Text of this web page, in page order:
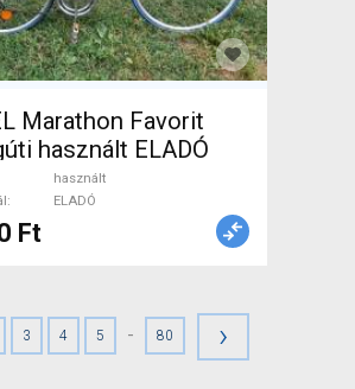
Marathon Favorit
használt ELADÓ
használt
ELADÓ
Ft
3 4 5 - 80 ›